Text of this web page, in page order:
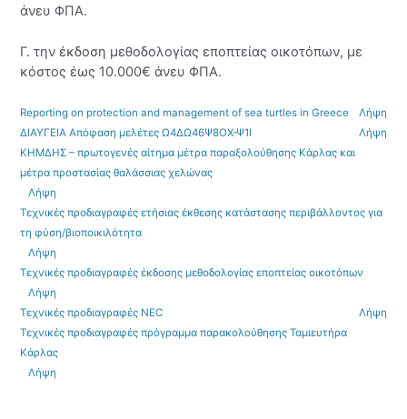
άνευ ΦΠΑ.
Γ. την έκδοση μεθοδολογίας εποπτείας οικοτόπων, με
κόστος έως 10.000€ άνευ ΦΠΑ.
Reporting on protection and management of sea turtles in Greece
Λήψη
ΔΙΑΥΓΕΙΑ Απόφαση μελέτες Ω4ΔΩ46Ψ8ΟΧ-Ψ1Ι
Λήψη
ΚΗΜΔΗΣ – πρωτογενές αίτημα μέτρα παραξολούθησης Κάρλας και
μέτρα προστασίας θαλάσσιας χελώνας
Λήψη
Τεχνικές προδιαγραφές ετήσιας έκθεσης κατάστασης περιβάλλοντος για
τη φύση/βιοποικιλότητα
Λήψη
Τεχνικές προδιαγραφές έκδοσης μεθοδολογίας εποπτείας οικοτόπων
Λήψη
Τεχνικές προδιαγραφές NEC
Λήψη
Τεχνικές προδιαγραφές πρόγραμμα παρακολούθησης Ταμιευτήρα
Κάρλας
Λήψη